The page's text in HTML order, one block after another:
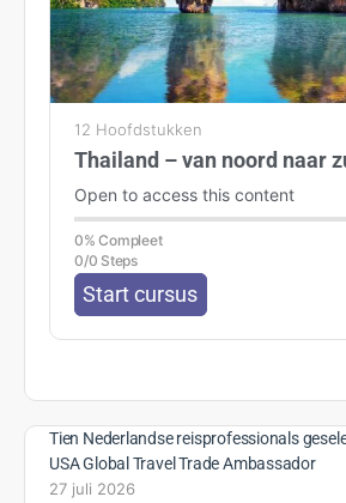
12 Hoofdstukken
Thailand – van noord naar
Open to access this content
0% Compleet
0/0 Steps
Start cursus
Tien Nederlandse reisprofessionals
USA Global Travel Trade Ambassador
27 juli 2026